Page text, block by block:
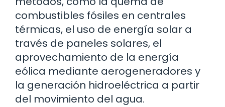
combustibles fósiles en centrales
térmicas, el uso de energía solar a
través de paneles solares, el
aprovechamiento de la energía
eólica mediante aerogeneradores y
la generación hidroeléctrica a partir
del movimiento del agua.